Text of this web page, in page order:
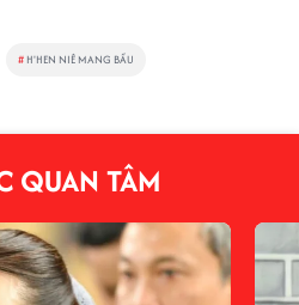
# H'HEN NIÊ MANG BẦU
QUAN TÂM